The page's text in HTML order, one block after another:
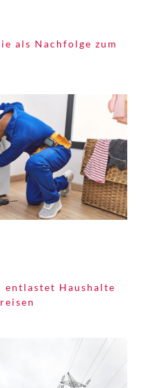
als Nachfolge zum
entlastet Haushalte